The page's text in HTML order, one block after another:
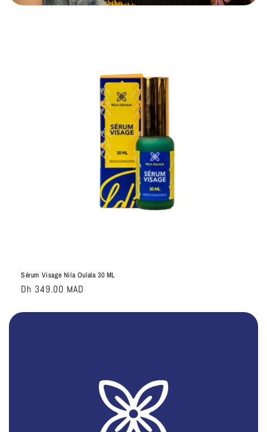
Sérum Visage Nila Oulala 30 ML
Prix
Dh 349.00 MAD